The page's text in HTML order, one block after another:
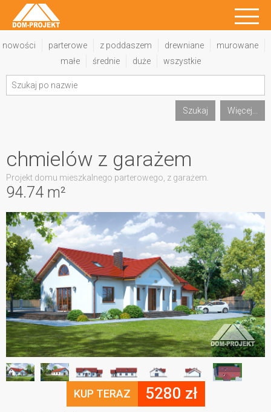
nowości parterowe z poddaszem drewniane
murowane
małe
średnie duże wszystkie
Szukaj Więcej...
94.74 m²
chmielów z garażem
Projekt domu mieszkalnego parterowego, z garażem.
KUP TERAZ 5280 zł